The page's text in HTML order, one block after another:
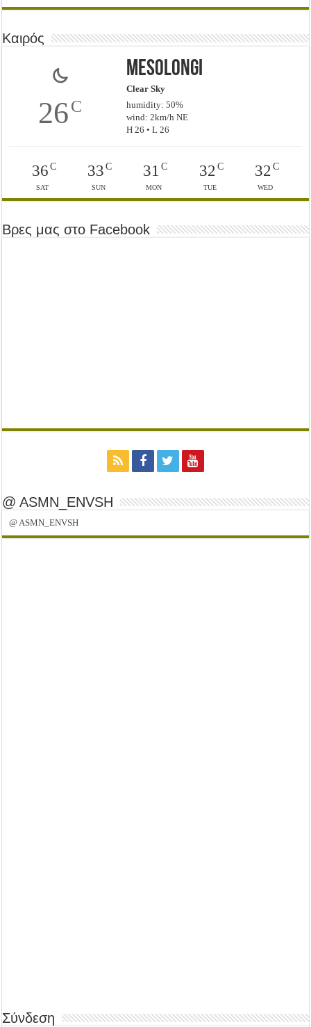
Καιρός
26C
Mesolongi
Clear Sky
humidity: 50%
wind: 2km/h NE
H 26 • L 26
36C
SAT
33C
SUN
31 C
MON
32C
TUE
32C
WED
Βρες μας στο Facebook
@ ASMN_ENVSH
@ ASMN_ENVSH
Σύνδεση